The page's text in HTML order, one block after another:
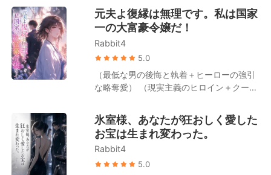
言い放つ。「ごめんなさい、冷淡な男に興
味はないの！」
なれたのは、すべて美咲のおかげなのだ。
それにもかかわらず、妊娠と裏切りの絶望
に沈む美咲に対し、家族は自らの利益のた
と、高橋家の面々は後悔に苛まれることと
なる。 元恋人も涙ながらにすがりついてき
てくれないか？」 その時、冷ややかな声が
響き渡る。「私の子供が、君と何の関係が
ある？」 端正な容貌と冷徹な手腕を持ち、
無数の令嬢たちを平伏させる鈴木家のトッ
プ・鈴木翔太が歩み寄り、彼女の腰を抱き
に地方の小さな町へ移り住んだが、そこで
偶然にも一人の男の赤ん坊を拾うことにな
る。 孤独を埋めたいという私心から、清水
瞳はその子供を手元に残し、育てることを
決意した。 それから四年後。清水瞳が暮ら
すアパートの階下に、ピカピカに磨き上げ
られた高級車の車列が止まった。 天草蓮は
一枚のカードを取り出す。「ここには
子を育ててくれた報酬だと思ってくれ」 清
水瞳はとっさに子供を背に庇った。「この
子は私の子供よ、絶対に離れ離れになんて
元夫よ復縁は無理です。私は国家
一の大富豪令嬢だ！
Rabbit4
5.0
（最低な男の後悔と執着＋ヒーローの強引
な略奪愛） （現実主義のヒロイン＋クール
月は藤井達也の深い愛情を見てきたが、同
時に彼の裏切りも味わうことになった。 結
婚記念日の当日、藤井達也は幼馴染との密
会のため、胃の激痛と大量出血に苦しむ片
山美月を路上に置き去りにする。 片山美月
氷室様、あなたが狂おしく愛した
お宝は生まれ変わった。
Rabbit4
5.0